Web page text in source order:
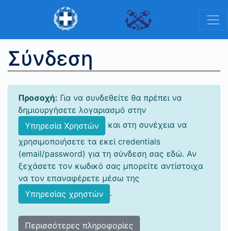
Σύνδεση
Προσοχή: Για να συνδεθείτε θα πρέπει να
δημιουργήσετε λογαριασμό στην
Υπηρεσία Χρηστών
και στη συνέχεια να
χρησιμοποιήσετε τα εκεί credentials
(email/password) για τη σύνδεση σας εδώ. Αν
ξεχάσετε τον κωδικό σας μπορείτε αντίστοιχα
να τον επαναφέρετε μέσω της
Υπηρεσίας χρηστών
.
Περισσότερες πληροφορίες